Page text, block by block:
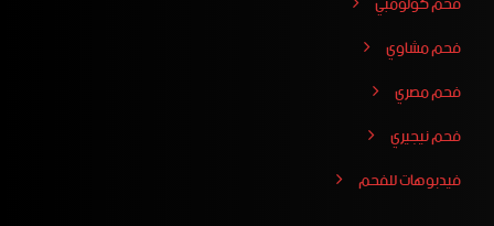
فحم مشاوي
فحم مصري
فحم نيجيري
فيدبوهات للفحم